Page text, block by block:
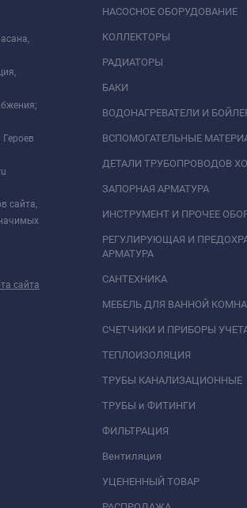
сайта,
сайта
НАСОСНОЕ ОБОРУДОВАНИЕ
КОЛЛЕКТОРЫ
РАДИАТОРЫ
БАКИ
ВОДОНАГРЕВАТЕЛИ И
ВСПОМОГАТЕЛЬНЫЕ
ДЕТАЛИ ТРУБОПРОВОДОВ
ЗАПОРНАЯ АРМАТУРА
ИНСТРУМЕНТ И ПРОЧЕЕ
РЕГУЛИРУЮЩАЯ И
АРМАТУРА
САНТЕХНИКА
МЕБЕЛЬ ДЛЯ ВАННОЙ
СЧЕТЧИКИ И ПРИБОРЫ
ТЕПЛОИЗОЛЯЦИЯ
ТРУБЫ КАНАЛИЗАЦИОННЫЕ
ТРУБЫ и ФИТИНГИ
ФИЛЬТРАЦИЯ
Вентиляция
УЦЕНЕННЫЙ ТОВАР